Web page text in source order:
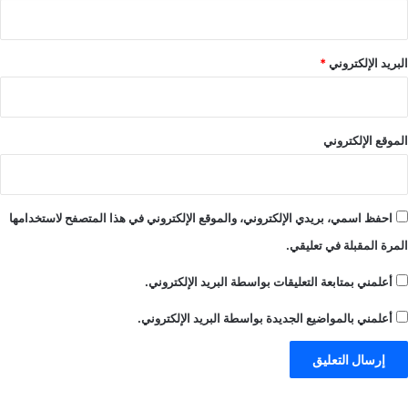
البريد الإلكتروني*
الموقع الإلكتروني
احفظ اسمي، بريدي الإلكتروني، والموقع الإلكتروني في هذا المتصفح لاستخدامها
المرة المقبلة في تعليقي.
أعلمني بمتابعة التعليقات بواسطة البريد الإلكتروني.
أعلمني بالمواضيع الجديدة بواسطة البريد الإلكتروني.